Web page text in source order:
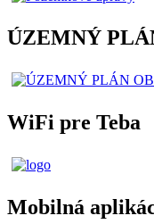
ÚZEMNÝ
WiFi pre Teba
Mobilná